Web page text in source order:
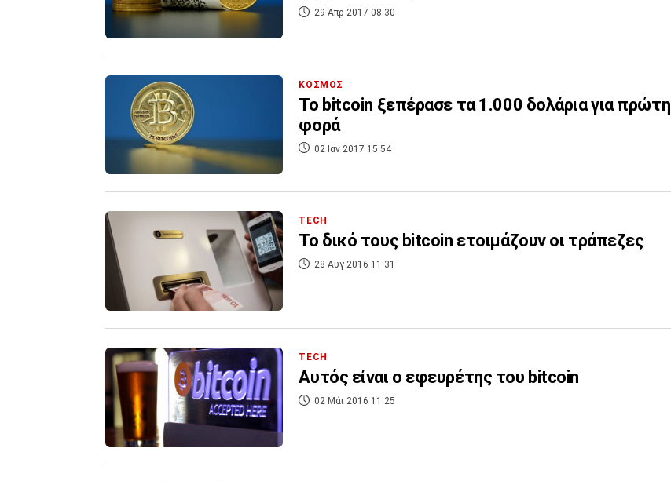
29 Απρ 2017 08:30
ΚΟΣΜΟΣ
Το bitcoin ξεπέρασε τα 1.000 δολάρια για πρώτη
φορά
02 Ιαν 2017 15:54
TECH
Το δικό τους bitcoin ετοιμάζουν οι τράπεζες
28 Αυγ 2016 11:31
TECH
Aυτός είναι ο εφευρέτης του bitcoin
02 Μάι 2016 11:25